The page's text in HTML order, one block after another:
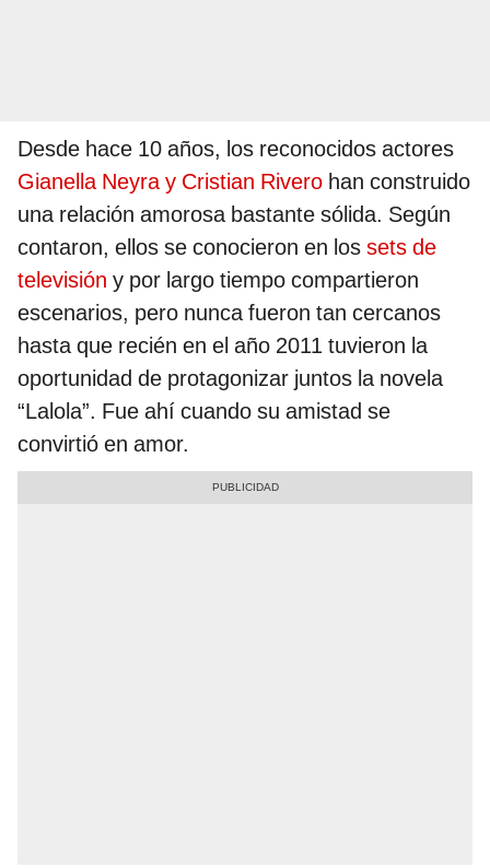
Desde hace 10 años, los reconocidos actores
Gianella Neyra y Cristian Rivero han construido
una relación amorosa bastante sólida. Según
contaron, ellos se conocieron en los sets de
televisión y por largo tiempo compartieron
escenarios, pero nunca fueron tan cercanos
hasta que recién en el año 2011 tuvieron la
oportunidad de protagonizar juntos la novela
“Lalola”. Fue ahí cuando su amistad se
convirtió en amor.